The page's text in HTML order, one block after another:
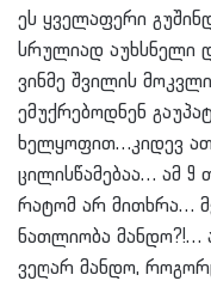
ეს ყველაფერი
სრულიად აუხსნელი
ვინმე შვილის
ემუქრებოდნენ
ხელყოფით…კიდევ
ცილისწამებაა… ამ 9
რატომ არ მითხრა…
ნათლიობა მანდო?!…
ვეღარ მანდო,